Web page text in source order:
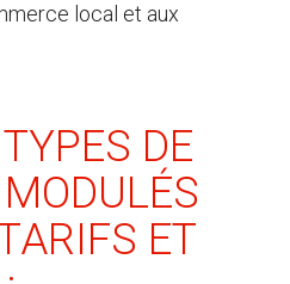
local et aux
DE
ET